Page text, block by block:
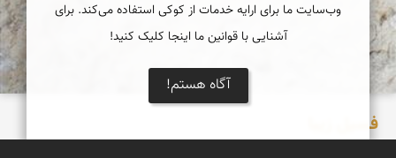
فسیل زیبا
وب‌سایت ما برای ارایه خدمات از کوکی استفاده می‌کند. برای
آشنایی با قوانین ما اینجا کلیک کنید!
آگاه هستم!